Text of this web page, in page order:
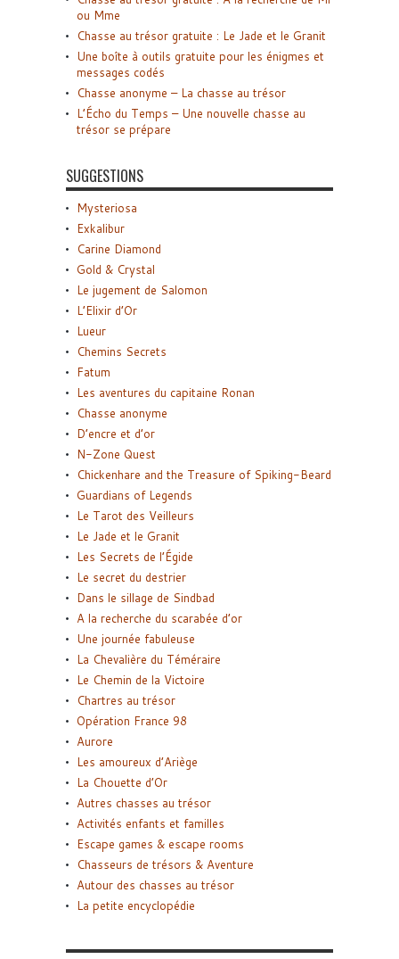
ou Mme
Chasse au trésor gratuite : Le Jade et le Granit
Une boîte à outils gratuite pour les énigmes et
messages codés
Chasse anonyme – La chasse au trésor
L’Écho du Temps – Une nouvelle chasse au
trésor se prépare
SUGGESTIONS
Mysteriosa
Exkalibur
Carine Diamond
Gold & Crystal
Le jugement de Salomon
L’Elixir d’Or
Lueur
Chemins Secrets
Fatum
Les aventures du capitaine Ronan
Chasse anonyme
D’encre et d’or
N-Zone Quest
Chickenhare and the Treasure of Spiking-Beard
Guardians of Legends
Le Tarot des Veilleurs
Le Jade et le Granit
Les Secrets de l’Égide
Le secret du destrier
Dans le sillage de Sindbad
A la recherche du scarabée d’or
Une journée fabuleuse
La Chevalière du Téméraire
Le Chemin de la Victoire
Chartres au trésor
Opération France 98
Aurore
Les amoureux d’Ariège
La Chouette d’Or
Autres chasses au trésor
Activités enfants et familles
Escape games & escape rooms
Chasseurs de trésors & Aventure
Autour des chasses au trésor
La petite encyclopédie